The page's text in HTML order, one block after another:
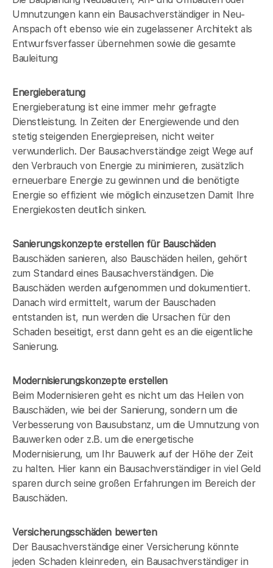
Umnutzungen kann ein Bausachverständiger in Neu-
Anspach oft ebenso wie ein zugelassener Architekt als
Entwurfsverfasser übernehmen sowie die gesamte
Bauleitung
Energieberatung
Energieberatung ist eine immer mehr gefragte
Dienstleistung. In Zeiten der Energiewende und den
stetig steigenden Energiepreisen, nicht weiter
verwunderlich. Der Bausachverständige zeigt Wege auf
den Verbrauch von Energie zu minimieren, zusätzlich
erneuerbare Energie zu gewinnen und die benötigte
Energie so effizient wie möglich einzusetzen Damit Ihre
Energiekosten deutlich sinken.
Sanierungskonzepte erstellen für Bauschäden
Bauschäden sanieren, also Bauschäden heilen, gehört
zum Standard eines Bausachverständigen. Die
Bauschäden werden aufgenommen und dokumentiert.
Danach wird ermittelt, warum der Bauschaden
entstanden ist, nun werden die Ursachen für den
Schaden beseitigt, erst dann geht es an die eigentliche
Sanierung.
Modernisierungskonzepte erstellen
Beim Modernisieren geht es nicht um das Heilen von
Bauschäden, wie bei der Sanierung, sondern um die
Verbesserung von Bausubstanz, um die Umnutzung von
Bauwerken oder z.B. um die energetische
Modernisierung, um Ihr Bauwerk auf der Höhe der Zeit
zu halten. Hier kann ein Bausachverständiger in viel Geld
sparen durch seine großen Erfahrungen im Bereich der
Bauschäden.
Versicherungsschäden bewerten
Der Bausachverständige einer Versicherung könnte
jeden Schaden kleinreden, ein Bausachverständiger in